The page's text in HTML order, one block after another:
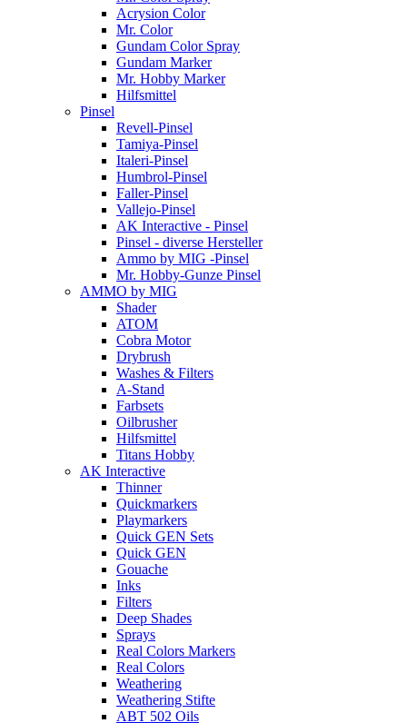
Acrysion Color
Mr. Color
Gundam Color Spray
Gundam Marker
Mr. Hobby Marker
Hilfsmittel
Pinsel
Revell-Pinsel
Tamiya-Pinsel
Italeri-Pinsel
Humbrol-Pinsel
Faller-Pinsel
Vallejo-Pinsel
AK Interactive - Pinsel
Pinsel - diverse Hersteller
Ammo by MIG -Pinsel
Mr. Hobby-Gunze Pinsel
AMMO by MIG
Shader
ATOM
Cobra Motor
Drybrush
Washes & Filters
A-Stand
Farbsets
Oilbrusher
Hilfsmittel
Titans Hobby
AK Interactive
Thinner
Quickmarkers
Playmarkers
Quick GEN Sets
Quick GEN
Gouache
Inks
Filters
Deep Shades
Sprays
Real Colors Markers
Real Colors
Weathering
Weathering Stifte
ABT 502 Oils